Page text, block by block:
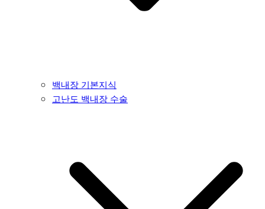
백내장 기본지식
고난도 백내장 수술